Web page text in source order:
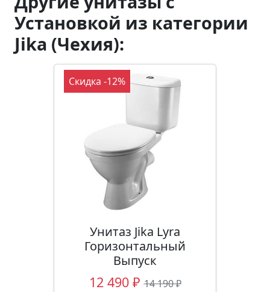
Установкой из категории
Jika (Чехия):
Скидка -12%
Унитаз Jika Lyra
Горизонтальный
Выпуск
12 490 ₽14 190 ₽